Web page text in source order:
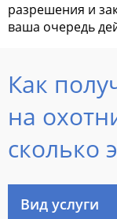
разрешения и
ваша очередь
Как
на
сколько
Вид услуги